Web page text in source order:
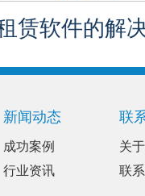
赁软件的解
新闻动态
成功案例
行业资讯
联
关
联